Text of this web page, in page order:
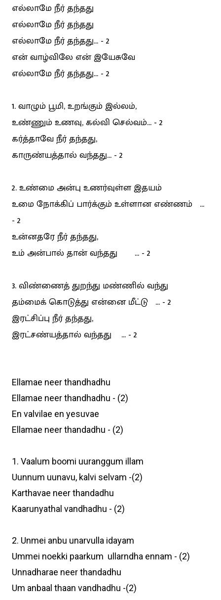
எல்லாமே நீர் தந்தது
எல்லாமே நீர் தந்தது
எல்லாமே நீர் தந்தது... - 2
என் வாழ்விலே என் இயேசுவே
எல்லாமே நீர் தந்தது... - 2
1. வாழும் பூமி, உறங்கும் இல்லம்,
உண்ணும் உணவு, கல்வி செல்வம்... - 2
கர்த்தாவே நீர் தந்தது,
காருண்யத்தால் வந்தது... - 2
2. உண்மை அன்பு உணர்வுள்ள இதயம்
உமை நோக்கிப் பார்க்கும் உள்ளான எண்ணம் ...
- 2
உன்னதரே நீர் தந்தது,
உம் அன்பால் தான் வந்தது ... - 2
3. விண்ணைத் துறந்து மண்ணில் வந்து
தம்மைக் கொடுத்து என்னை மீட்டு ... - 2
இரட்சிப்பு நீர் தந்தது,
இரட்சண்யத்தால் வந்தது ... - 2
Ellamae neer thandhadhu
Ellamae neer thandhadhu - (2)
En valvilae en yesuvae
Ellamae neer thandadhu - (2)
1. Vaalum boomi uuranggum illam
Uunnum uunavu, kalvi selvam -(2)
Karthavae neer thandadhu
Kaarunyathal vandhadhu - (2)
2. Unmei anbu unarvulla idayam
Ummei noekki paarkum ullarndha ennam - (2)
Unnadharae neer thandadhu
Um anbaal thaan vandhadhu -(2)